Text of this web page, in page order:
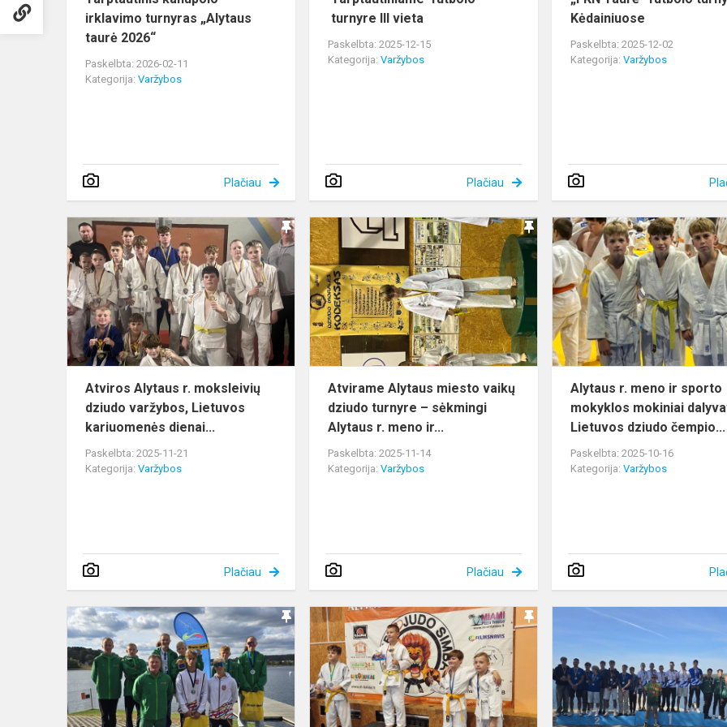
irklavimo turnyras „Alytaus
taurė 2026“
Paskelbta: 2026-02-11
Kategorija: Varžybos
Plačiau
turnyre III vieta
Paskelbta: 2025-12-15
Kategorija:Varžybos
Plačiau
Kėdainiuose
Paskelbta: 2025-12-02
Kategorija:Varžybos
Atviros
Alytaus
moksleivių
dziudo
varžybos,
Lietuvos
kar...
Atviros Alytaus r. moksleivių
dziudo varžybos, Lietuvos
kariuomenės dienai...
Paskelbta: 2025-11-21
Kategorija: Varžybos
Plačiau
Atvirame
Alytaus
miesto
vaikų
dziudo
turnyre
–
sėkmingi
Atvirame Alytaus miesto vaikų
dziudo turnyre – sėkmingi
Alytaus r. meno ir...
Paskelbta: 2025-11-14
Kategorija:Varžybos
Plačiau
Alytaus r. meno ir sporto
mokyklos mokiniai
Lietuvos dziudo čempio...
Paskelbta: 2025-10-16
Kategorija:Varžybos
Kauno
miesto
BKI
ilgųjų
nuotolių
čempionate
atviras
dziudo
čempionatas